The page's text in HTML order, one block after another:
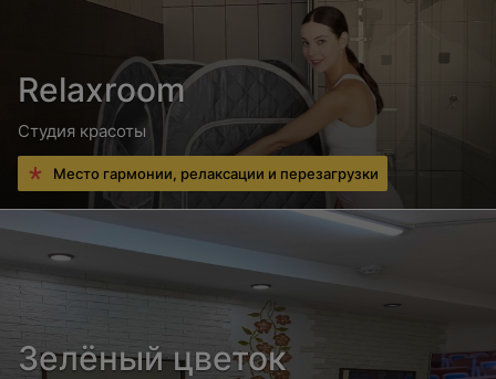
Relaxroom
Студия красоты
Место гармонии, релаксации и перезагрузки
Зелёный цветок